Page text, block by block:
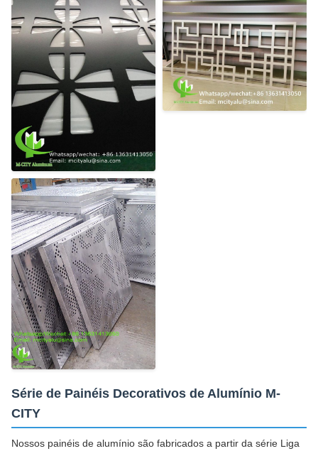
Série de Painéis Decorativos de Alumínio M-
CITY
Nossos painéis de alumínio são fabricados a partir da série Liga